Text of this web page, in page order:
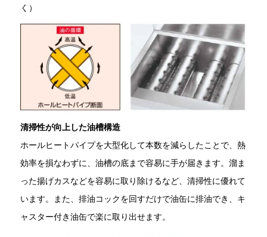
く）
清掃性が向上した油槽構造
ホールヒートパイプを大型化して本数を減らしたことで、熱
効率を損なわずに、油槽の底まで容易に手が届きます。溜ま
った揚げカスなどを容易に取り除けるなど、清掃性に優れて
います。また、排油コックを回すだけで油缶に排油でき、キ
ャスター付き油缶で楽に取り出せます。